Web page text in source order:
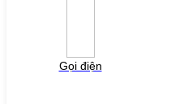
Gọi điện